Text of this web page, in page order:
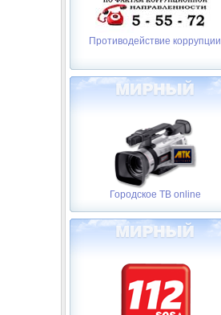
Противодействие коррупции
Городское ТВ online